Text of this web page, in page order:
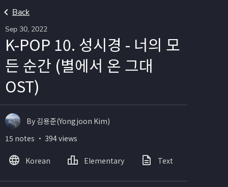
Back
Sep 30, 2022
K-POP 10. 성시경 - 너의 모
든 순간 (별에서 온 그대
OST)
By 김용준(Yongjoon Kim)
15 notes ・ 394 views
Korean Elementary Text